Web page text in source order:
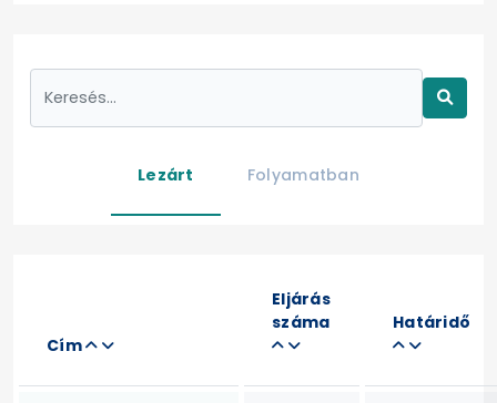
Lezárt Folyamatban
Cím
Eljárás
száma
Határidő